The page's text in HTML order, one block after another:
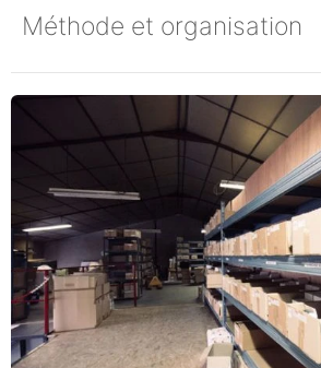
Méthode et organisation